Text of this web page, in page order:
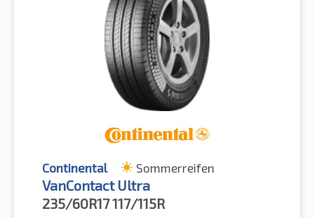
Continental Sommerreifen
VanContact Ultra
235/60R17117/115R